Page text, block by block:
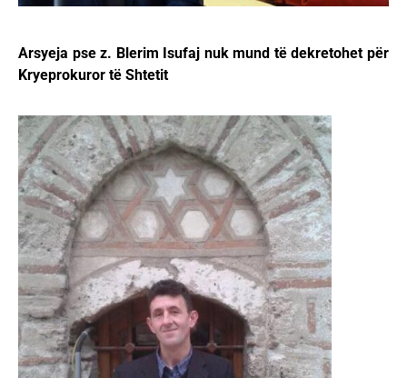
Arsyeja pse z. Blerim Isufaj nuk mund të dekretohet për
Kryeprokuror të Shtetit